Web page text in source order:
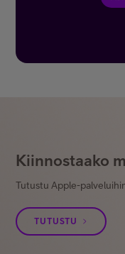
Kiinnostaako
Tutustu Apple-
TUTUSTU